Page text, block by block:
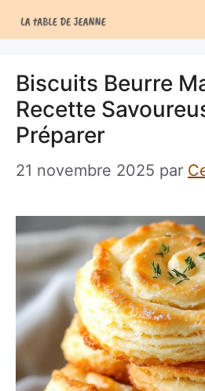
au
Biscuits Beurre
Recette
Préparer
21 novembre 2025 par